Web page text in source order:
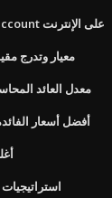
Socialsecurity.gov myaccount على الإنترنت
معيار وتدرج
معدل العائد
أفضل أسعار
استراتيجيات